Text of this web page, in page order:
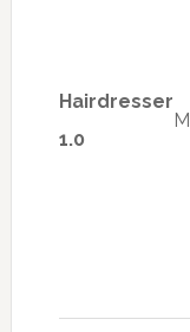
Hairdresser
1.0